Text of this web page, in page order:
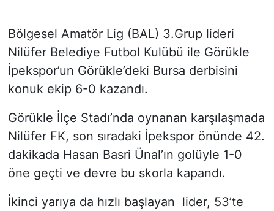
Bölgesel Amatör Lig (BAL) 3.Grup lideri
Nilüfer Belediye Futbol Kulübü ile Görükle
İpekspor’un Görükle’deki Bursa derbisini
konuk ekip 6-0 kazandı.
Görükle İlçe Stadı’nda oynanan karşılaşmada
Nilüfer FK, son sıradaki İpekspor önünde 42.
dakikada Hasan Basri Ünal’ın golüyle 1-0
öne geçti ve devre bu skorla kapandı.
İkinci yarıya da hızlı başlayan lider, 53’te